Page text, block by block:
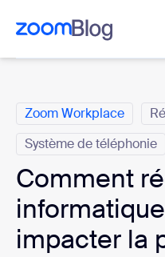
contenu principal
au chat d’aide
Zoom Workplace
Système de téléphonie
Comment
impacter la